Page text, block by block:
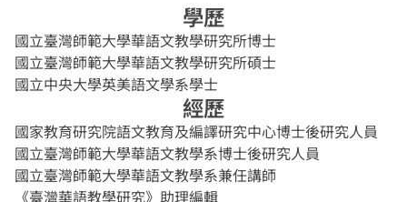
學歷
國立臺灣師範大學華語文教學研究所博士
國立臺灣師範大學華語文教學研究所碩士
國立中央大學英美語文學系學士
經歷
國家教育研究院語文教育及編譯研究中心博士後研究人員
國立臺灣師範大學華語文教學系博士後研究人員
國立臺灣師範大學華語文教學系兼任講師
《臺灣華語教學研究》助理編輯